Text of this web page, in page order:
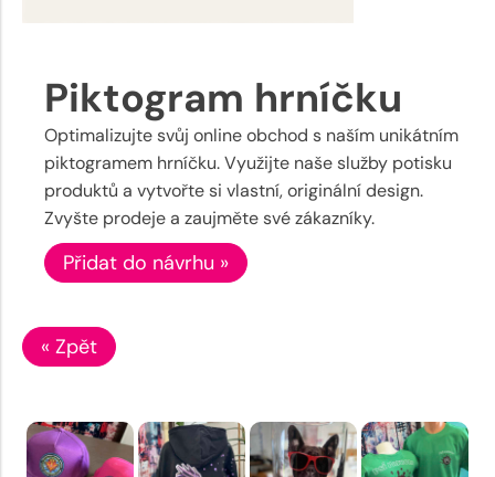
Piktogram hrníčku
Optimalizujte svůj online obchod s naším unikátním
piktogramem hrníčku. Využijte naše služby potisku
produktů a vytvořte si vlastní, originální design.
Zvyšte prodeje a zaujměte své zákazníky.
Přidat do návrhu »
« Zpět